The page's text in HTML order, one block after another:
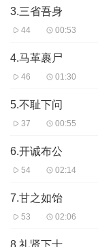
3.三省吾身
44 00:53
4.马革裹尸
46 01:30
5.不耻下问
37 00:55
6.开诚布公
54 02:14
7.甘之如饴
53 02:06
8.礼贤下士